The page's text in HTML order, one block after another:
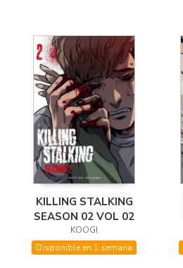
KILLING STALKING
SEASON 02 VOL 02
KOOGI
Disponible en 1 semana